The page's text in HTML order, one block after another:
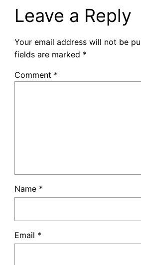
Leave a Reply
Your email address will not be
fields are marked *
Comment *
Name *
Email *